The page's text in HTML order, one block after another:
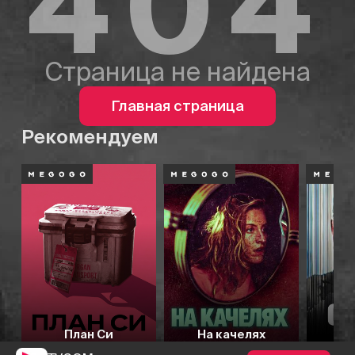
Страница не найдена
Главная страница
Рекомендуем
План Си На качелях